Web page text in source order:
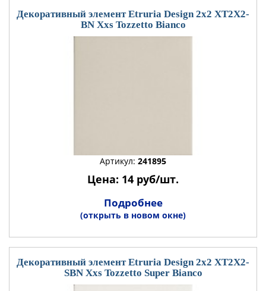
Декоративный элемент Etruria Design 2x2 XT2X2-
BN Xxs Tozzetto Bianco
Артикул: 241895
Цена: 14 руб/шт.
Подробнее
(открыть в новом окне)
Декоративный элемент Etruria Design 2x2 XT2X2-
SBN Xxs Tozzetto Super Bianco